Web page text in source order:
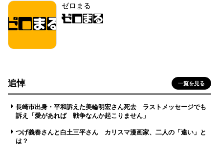
ゼロまる
追悼 一覧を見る
長崎市出身・平和訴えた美輪明宏さん死去 ラストメッセージでも
訴え「愛があれば 戦争なんか起こりません」
つげ義春さんと白土三平さん カリスマ漫画家、二人の「違い」と
は？